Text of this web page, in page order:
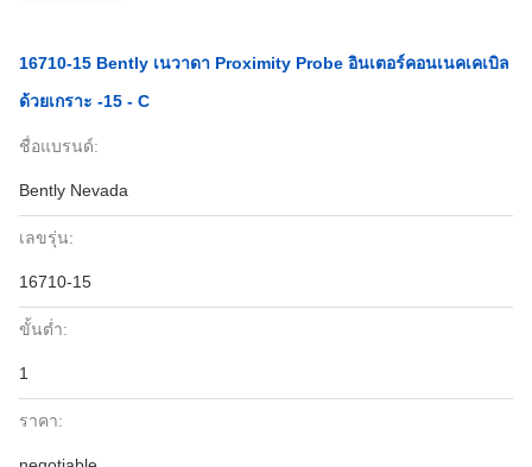
16710-15 Bently เนวาดา Proximity Probe อินเตอร์คอนเนคเคเบิล
ด้วยเกราะ -15 - C
ชื่อแบรนด์:
Bently Nevada
เลขรุ่น:
16710-15
ขั้นต่ำ:
1
ราคา: